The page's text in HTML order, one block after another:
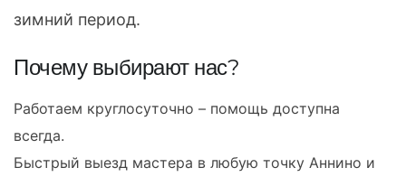
зимний период.
Почему выбирают нас?
Работаем круглосуточно – помощь доступна
всегда.
Быстрый выезд мастера в любую точку Аннино и